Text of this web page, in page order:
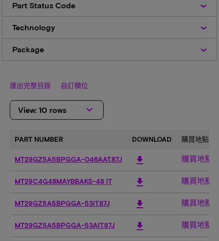
StatusPart Status Code
Technology
Package
匯出完整目錄 自訂欄位
View: 10 rows keyboard_arrow_down
PART NUMBER DOWNLOAD 購買地點
MT29GZ5A5BPGGA-046AAT.87J download 購買地點
MT29C4G48MAYBBAKS-48 IT download 購買地點
MT29GZ5A5BPGGA-53IT.87J download 購買地點
MT29GZ5A5BPGGA-53AIT.87J download 購買地點